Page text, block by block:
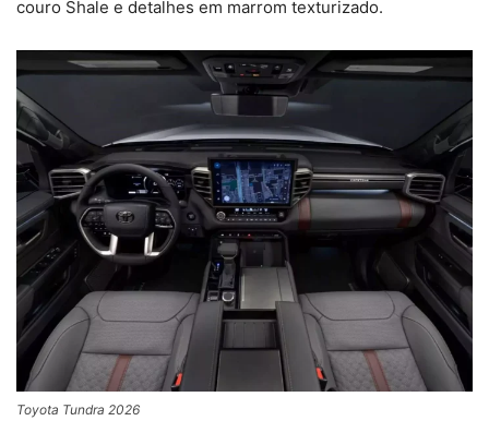
couro Shale e detalhes em marrom texturizado.
Toyota Tundra 2026